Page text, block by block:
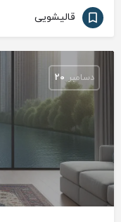
قالیشویی
دسامبر 20